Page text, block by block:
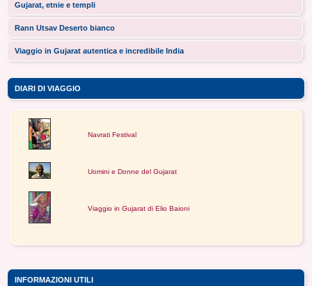
Gujarat, etnie e templi
Rann Utsav Deserto bianco
Viaggio in Gujarat autentica e incredibile India
DIARI DI VIAGGIO
Navrati Festival
Uomini e Donne del Gujarat
Viaggio in Gujarat di Elio Baioni
INFORMAZIONI UTILI